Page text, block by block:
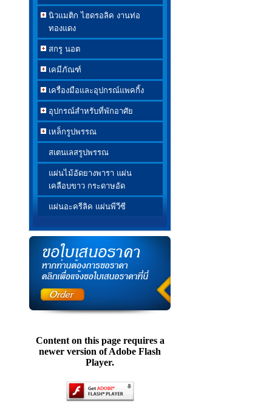
นิวแมติก ไฮดรอลิค งานท่อ
ทองแดง
สกรู นอต
เคมีภัณฑ์
เครื่องมือและอุปกรณ์แพคกิ้ง
อุปกรณ์สำหรับที่พักอาศัย
เหล็กรูปพรรณ
สเตนเลสรูปพรรณ
แผ่นไม้อัดยางพารา แผ่น
เคลือบขาว กระดาษอัด
แผ่นอะครีลิค แผ่นพีวีซี
Content on this page requires a
newer version of Adobe Flash
Player.